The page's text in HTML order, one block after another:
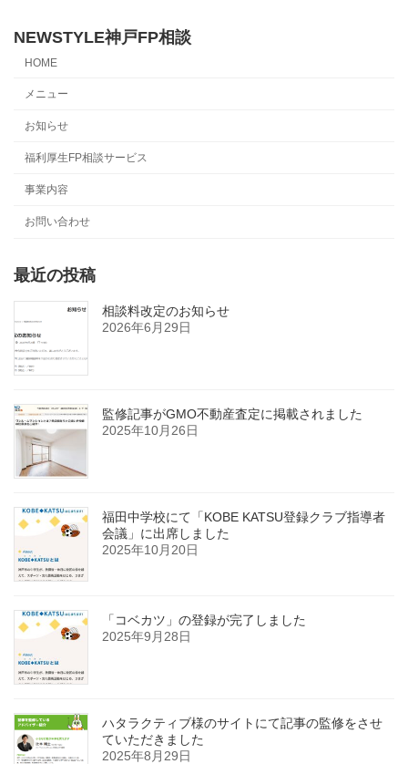
NEWSTYLE神戸FP相談
HOME
メニュー
お知らせ
福利厚生FP相談サービス
事業内容
お問い合わせ
最近の投稿
相談料改定のお知らせ
2026年6月29日
監修記事がGMO不動産査定に掲載されました
2025年10月26日
福田中学校にて「KOBE KATSU登録クラブ指導者
会議」に出席しました
2025年10月20日
「コベカツ」の登録が完了しました
2025年9月28日
ハタラクティブ様のサイトにて記事の監修をさせ
ていただきました
2025年8月29日